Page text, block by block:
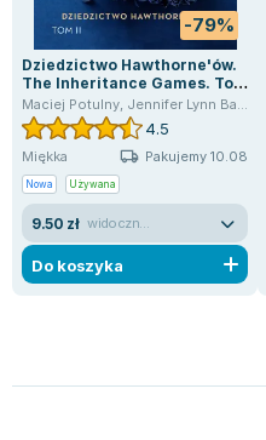
-79%
Dziedzictwo Hawthorne'ów.
The Inheritance Games. Tom
2
Maciej Potulny, Jennifer Lynn Barnes
4.5
Miękka Pakujemy 10.08
Nowa Używana
9.50 zł widoczne ślady używania
Do koszyka